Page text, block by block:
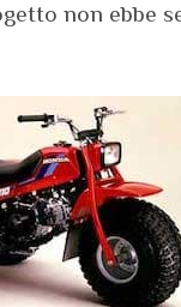
non ebbe